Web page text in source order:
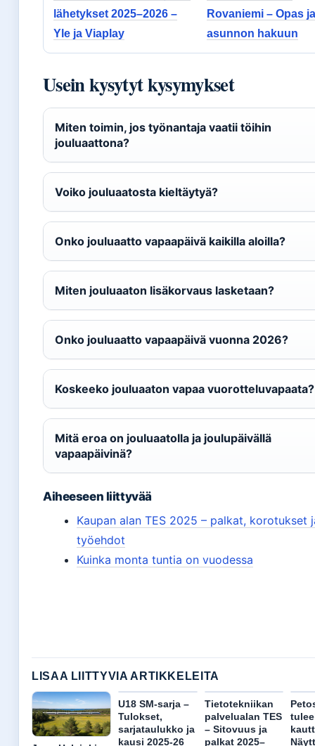
lähetykset 2025–2026 –
Yle ja Viaplay
Rovaniemi – Opas
asunnon hakuun
Usein kysytyt kysymykset
Miten toimin, jos työnantaja vaatii töihin
jouluaattona?
Voiko jouluaatosta kieltäytyä?
Onko jouluaatto vapaapäivä kaikilla aloilla?
Miten jouluaaton lisäkorvaus lasketaan?
Onko jouluaatto vapaapäivä vuonna 2026?
Koskeeko jouluaaton vapaa vuorotteluvapaata?
Mitä eroa on jouluaatolla ja joulupäivällä
vapaapäivinä?
Aiheeseen liittyvää
Kaupan alan TES 2025 – palkat, korotukset
työehdot
Kuinka monta tuntia on vuodessa
LISAA LIITTYVIA ARTIKKELEITA
U18 SM-sarja –
Tulokset,
sarjataulukko ja
kausi 2025-26
Tietotekniikan
palvelualan TES
– Sitovuus ja
palkat 2025–